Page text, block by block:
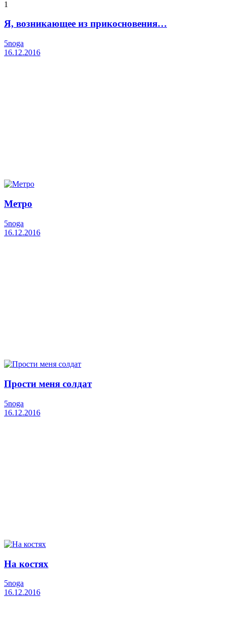
1
Я, возникающее из прикосновения…
5noga
16.12.2016
Метро
5noga
16.12.2016
Прости меня солдат
5noga
16.12.2016
На костях
5noga
16.12.2016